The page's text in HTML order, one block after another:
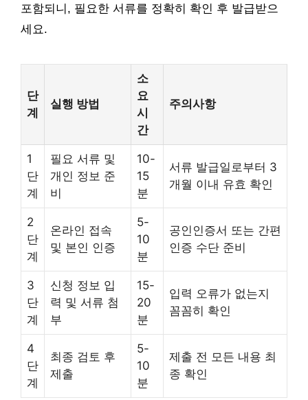
포함되니, 필요한 서류를 정확히 확인 후 발급받으
세요.
단
계
실행 방법
소
요
시
간
주의사항
1
단
계
필요 서류 및
개인 정보 준
비
10-
15
분
서류 발급일로부터 3
개월 이내 유효 확인
2
단
계
온라인 접속
및 본인 인증
5-
10
분
공인인증서 또는 간편
인증 수단 준비
3
단
계
신청 정보 입
력 및 서류 첨
부
15-
20
분
입력 오류가 없는지
꼼꼼히 확인
4
단
계
최종 검토 후
제출
5-
10
분
제출 전 모든 내용 최
종 확인